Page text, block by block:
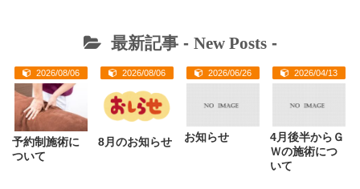
最新記事 - New Posts-
2026/08/06
予約制施術に
ついて
2026/08/06
8月のお知らせ
2026/06/26
お知らせ
2026/04/13
4月後半からＧ
Ｗの施術につ
いて